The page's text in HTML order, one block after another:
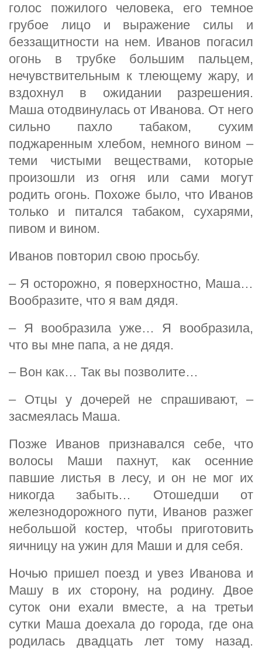
голос пожилого человека, его темное
грубое лицо и выражение силы и
беззащитности на нем. Иванов погасил
огонь в трубке большим пальцем,
нечувствительным к тлеющему жару, и
вздохнул в ожидании разрешения.
Маша отодвинулась от Иванова. От него
сильно пахло табаком, сухим
поджаренным хлебом, немного вином –
теми чистыми веществами, которые
произошли из огня или сами могут
родить огонь. Похоже было, что Иванов
только и питался табаком, сухарями,
пивом и вином.
Иванов повторил свою просьбу.
– Я осторожно, я поверхностно, Маша…
Вообразите, что я вам дядя.
– Я вообразила уже… Я вообразила,
что вы мне папа, а не дядя.
– Вон как… Так вы позволите…
– Отцы у дочерей не спрашивают, –
засмеялась Маша.
Позже Иванов признавался себе, что
волосы Маши пахнут, как осенние
павшие листья в лесу, и он не мог их
никогда забыть… Отошедши от
железнодорожного пути, Иванов разжег
небольшой костер, чтобы приготовить
яичницу на ужин для Маши и для себя.
Ночью пришел поезд и увез Иванова и
Машу в их сторону, на родину. Двое
суток они ехали вместе, а на третьи
сутки Маша доехала до города, где она
родилась двадцать лет тому назад.